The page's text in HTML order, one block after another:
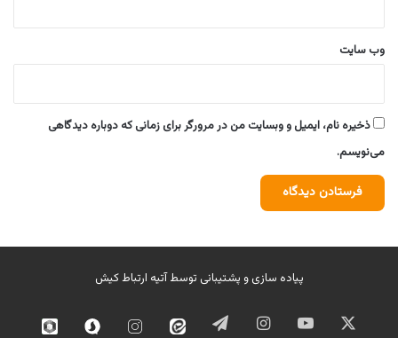
وب‌ سایت
ذخیره نام، ایمیل و وبسایت من در مرورگر برای زمانی که دوباره دیدگاهی
می‌نویسم.
پیاده سازی و پشتیبانی توسطآتیه ارتباط کیش
ایکس یوتیوب اینستاگرامتلگرام ایتا اینستاگرامسروش